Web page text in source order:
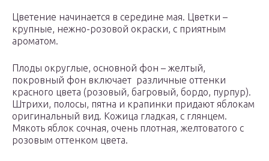
Цветение начинается в середине мая. Цветки –
крупные, нежно-розовой окраски, с приятным
ароматом.
Плоды округлые, основной фон – желтый,
покровный фон включает различные оттенки
красного цвета (розовый, багровый, бордо, пурпур).
Штрихи, полосы, пятна и крапинки придают яблокам
оригинальный вид. Кожица гладкая, с глянцем.
Мякоть яблок сочная, очень плотная, желтоватого с
розовым оттенком цвета.